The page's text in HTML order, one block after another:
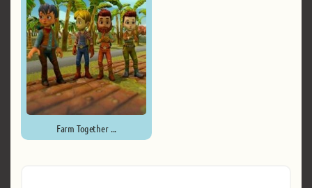
Farm Together ...